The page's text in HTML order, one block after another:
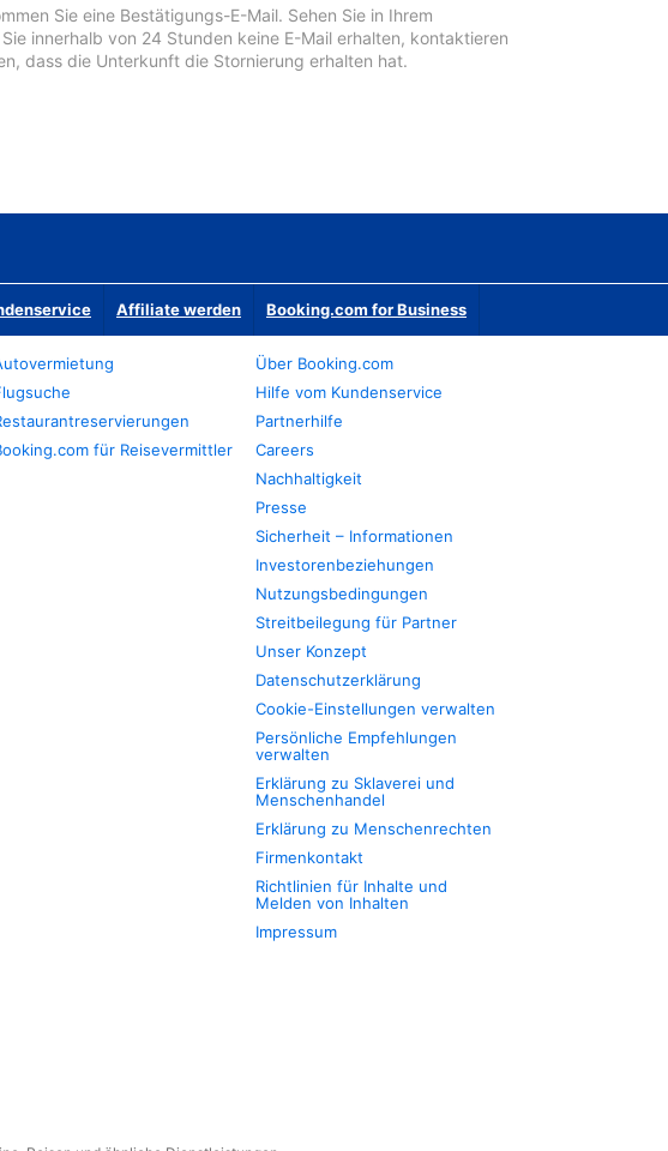
Sie eine Bestätigungs-E-Mail. Sehen Sie in Ihrem
innerhalb von 24 Stunden keine E-Mail erhalten, kontaktieren
dass die Unterkunft die Stornierung erhalten hat.
Affiliate werden Booking.com for Business
für Reisevermittler
Über Booking.com
Hilfe vom Kundenservice
Partnerhilfe
Careers
Nachhaltigkeit
Presse
Sicherheit – Informationen
Investorenbeziehungen
Nutzungsbedingungen
Streitbeilegung für Partner
Unser Konzept
Datenschutzerklärung
Cookie-Einstellungen verwalten
Persönliche Empfehlungen
verwalten
Erklärung zu Sklaverei und
Menschenhandel
Erklärung zu Menschenrechten
Firmenkontakt
Richtlinien für Inhalte und
Melden von Inhalten
Impressum